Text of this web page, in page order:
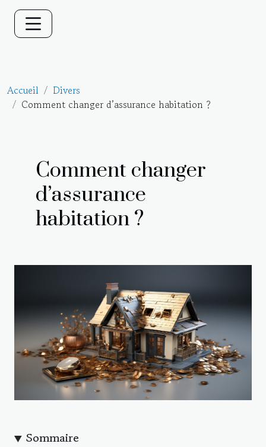
Accueil
Divers
Comment changer d’assurance habitation ?
Comment changer
d’assurance
habitation ?
Sommaire